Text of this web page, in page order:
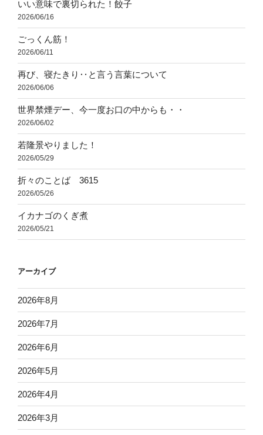
いい意味で裏切られた！餃子
2026/06/16
ごっくん筋！
2026/06/11
再び、寝たきり‥と言う言葉について
2026/06/06
世界禁煙デー、今一度お口の中からも・・
2026/06/02
若隆景やりました！
2026/05/29
折々のことば 3615
2026/05/26
イカナゴのくぎ煮
2026/05/21
アーカイブ
2026年8月
2026年7月
2026年6月
2026年5月
2026年4月
2026年3月